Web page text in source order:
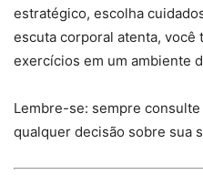
estratégico, escolha
escuta corporal atenta, você
exercícios em um ambiente
Lembre-se: sempre
qualquer decisão sobre sua